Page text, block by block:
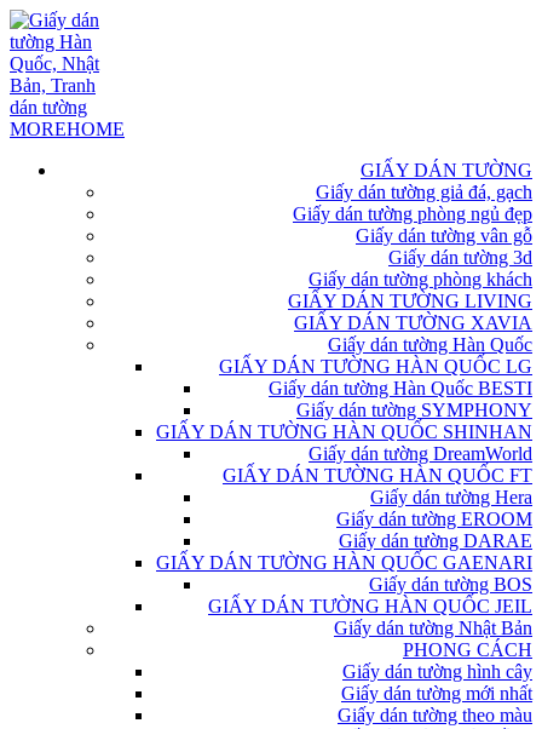
GIẤY DÁN TƯỜNG
Giấy dán tường giả đá, gạch
Giấy dán tường phòng ngủ đẹp
Giấy dán tường vân gỗ
Giấy dán tường 3d
Giấy dán tường phòng khách
GIẤY DÁN TƯỜNG LIVING
GIẤY DÁN TƯỜNG XAVIA
Giấy dán tường Hàn Quốc
GIẤY DÁN TƯỜNG HÀN QUỐC LG
Giấy dán tường Hàn Quốc BESTI
Giấy dán tường SYMPHONY
GIẤY DÁN TƯỜNG HÀN QUỐC SHINHAN
Giấy dán tường DreamWorld
GIẤY DÁN TƯỜNG HÀN QUỐC FT
Giấy dán tường Hera
Giấy dán tường EROOM
Giấy dán tường DARAE
GIẤY DÁN TƯỜNG HÀN QUỐC GAENARI
Giấy dán tường BOS
GIẤY DÁN TƯỜNG HÀN QUỐC JEIL
Giấy dán tường Nhật Bản
PHONG CÁCH
Giấy dán tường hình cây
Giấy dán tường mới nhất
Giấy dán tường theo màu